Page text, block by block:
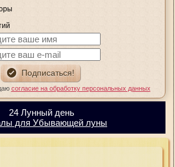
согласие на обработку персональных данных
24 Лунный день
для Убывающей луны